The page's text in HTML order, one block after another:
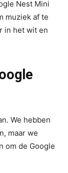
Nest Mini
muziek af te
in het wit en
We hebben
maar we
om de Google